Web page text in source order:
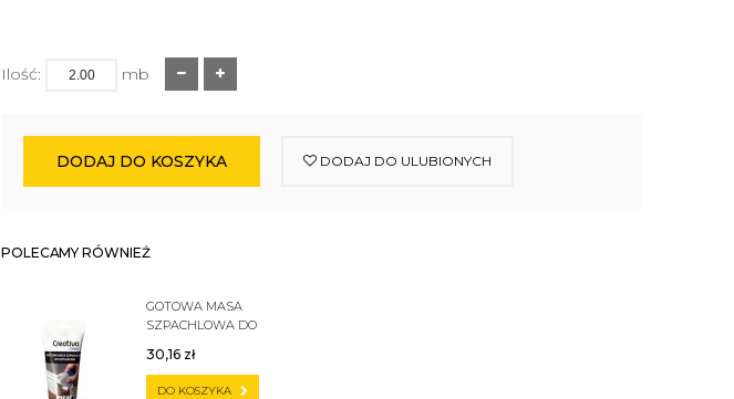
Ilość: mb
DODAJ DO KOSZYKA DODAJ DO ULUBIONYCH
POLECAMY RÓWNIEŻ
GOTOWA MASA
SZPACHLOWA DO
30,16 zł
DO KOSZYKA